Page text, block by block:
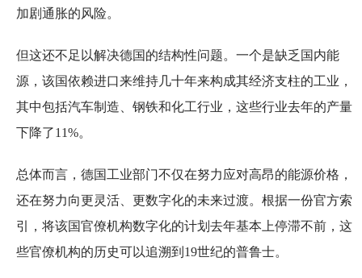
加剧通胀的风险。
但这还不足以解决德国的结构性问题。一个是缺乏国内能
源，该国依赖进口来维持几十年来构成其经济支柱的工业，
其中包括汽车制造、钢铁和化工行业，这些行业去年的产量
下降了11%。
总体而言，德国工业部门不仅在努力应对高昂的能源价格，
还在努力向更灵活、更数字化的未来过渡。根据一份官方索
引，将该国官僚机构数字化的计划去年基本上停滞不前，这
些官僚机构的历史可以追溯到19世纪的普鲁士。